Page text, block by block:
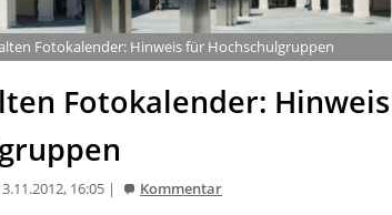
Fotokalender: Hinweis für Hochschulgruppen
Fotokalender:
16:05 | Kommentar